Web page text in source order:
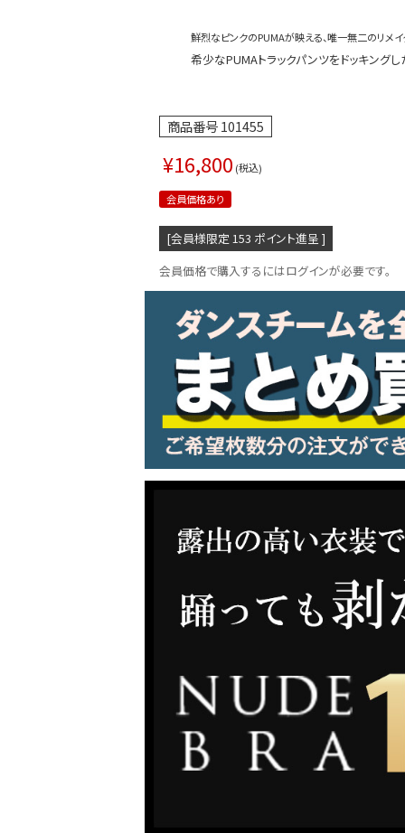
同一商品まとめ買いキャンペーン
鮮烈なピンクのPUMAが映える、唯一無二のリメイ
希少なPUMAトラックパンツをドッキング
商品番号101455
¥16,800 税込
会員価格あり
[会員様限定 153 ポイント進呈 ]
会員価格で購入するにはログインが必要です。